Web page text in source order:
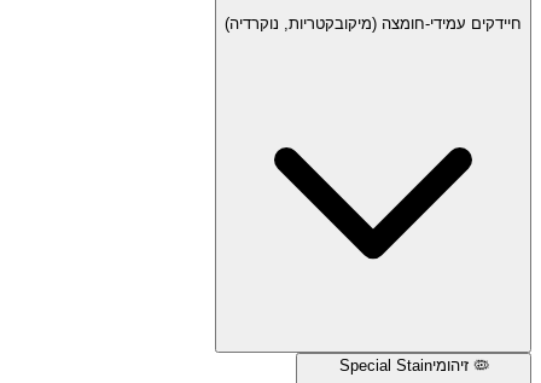
חיידקים עמידי-חומצה (מיקובקטריות, נוקרדיה)
🦠 זיהומיSpecial Stain